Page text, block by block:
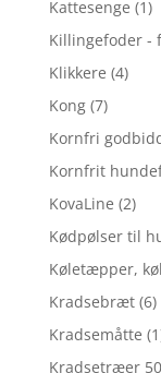
Kattesenge (1)
Killingefoder -
Klikkere (4)
Kong (7)
Kornfri
Kornfrit
KovaLine (2)
Kødpølser til
Køletæpper,
Kradsebræt (6)
Kradsemåtte
Kradsetræer